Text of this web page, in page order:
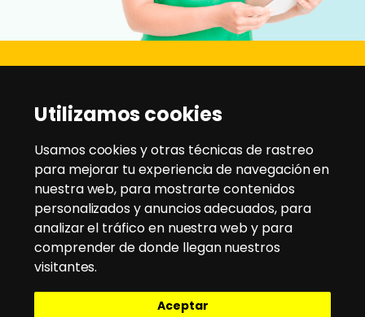
Utilizamos cookies
Usamos cookies y otras técnicas de rastreo
para mejorar tu experiencia de navegación en
nuestra web, para mostrarte contenidos
personalizados y anuncios adecuados, para
analizar el tráfico en nuestra web y para
comprender de donde llegan nuestros
visitantes.
Aceptar
C/ Rio Jarama, 21 - Pol. Ind. Montesol
Tlfno:91 604 95 35/91 604 94 58
Email:disanz@disanz.es
Aviso Legal